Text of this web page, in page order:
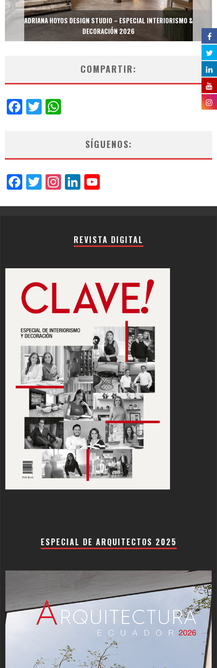
ADRIANA HOYOS DESIGN STUDIO – ESPECIAL INTERIORISMO &
DECORACIÓN 2026
COMPARTIR:
Facebook
Twitter
SÍGUENOS:
Facebook
Twitter
Instagram
LinkedIn
REVISTA DIGITAL
ESPECIAL DE ARQUITECTOS 2025